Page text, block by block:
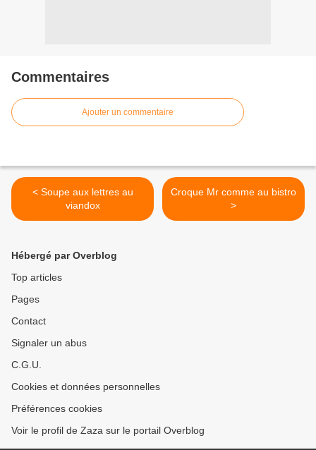
Commentaires
Ajouter un commentaire
< Soupe aux lettres au
viandox
Croque Mr comme au bistro
>
Hébergé par Overblog
Top articles
Pages
Contact
Signaler un abus
C.G.U.
Cookies et données personnelles
Préférences cookies
Voir le profil de Zaza sur le portail Overblog